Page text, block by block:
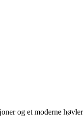
og et moderne